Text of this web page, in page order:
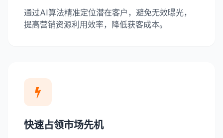
通过AI算法精准定位潜在客户，避免无效曝光，
提高营销资源利用效率，降低获客成本。
快速占领市场先机